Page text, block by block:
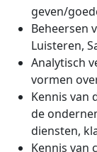
geven/
Beheersen
Luisteren,
Analytisch
vormen
Kennis van
de
diensten,
Kennis van